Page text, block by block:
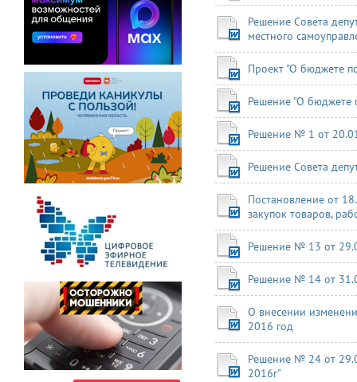
Решение Совета
местного
Проект "О бюджете
Решение "О бюджете
Решение № 1 от
Решение Совета
Постановление от
закупок товаров,
Решение № 13 от
Решение № 14 от
О внесении
2016 год
Решение № 24 от
2016г"